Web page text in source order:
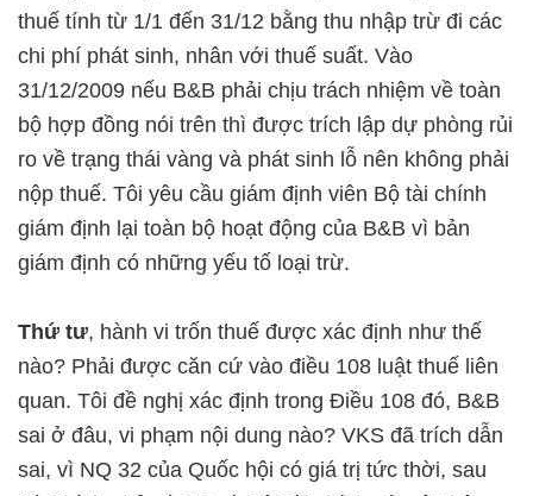
thuế tính từ 1/1 đến 31/12 bằng thu nhập trừ đi các
chi phí phát sinh, nhân với thuế suất. Vào
31/12/2009 nếu B&B phải chịu trách nhiệm về toàn
bộ hợp đồng nói trên thì được trích lập dự phòng rủi
ro về trạng thái vàng và phát sinh lỗ nên không phải
nộp thuế. Tôi yêu cầu giám định viên Bộ tài chính
giám định lại toàn bộ hoạt động của B&B vì bản
giám định có những yếu tố loại trừ.
Thứ tư, hành vi trốn thuế được xác định như thế
nào? Phải được căn cứ vào điều 108 luật thuế liên
quan. Tôi đề nghị xác định trong Điều 108 đó, B&B
sai ở đâu, vi phạm nội dung nào? VKS đã trích dẫn
sai, vì NQ 32 của Quốc hội có giá trị tức thời, sau